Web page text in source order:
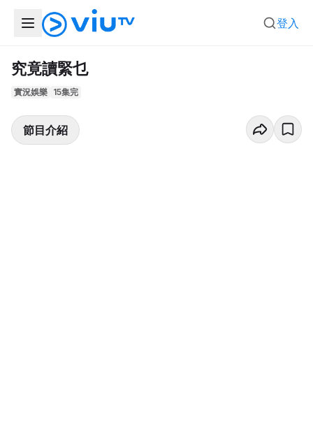
登入
究竟讀緊乜
實況娛樂 15集完
節目介紹